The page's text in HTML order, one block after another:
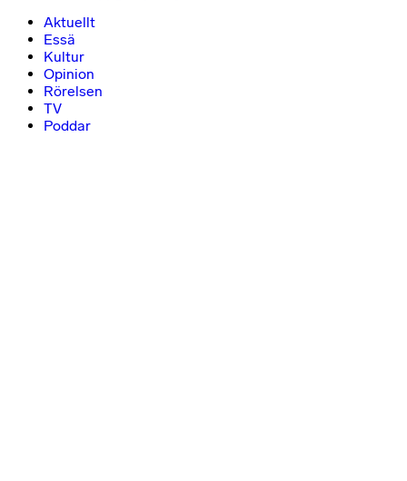
Aktuellt
Essä
Kultur
Opinion
Rörelsen
TV
Poddar